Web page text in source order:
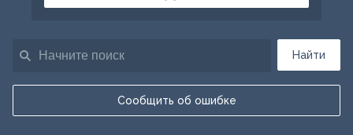
Найти
Сообщить об ошибке